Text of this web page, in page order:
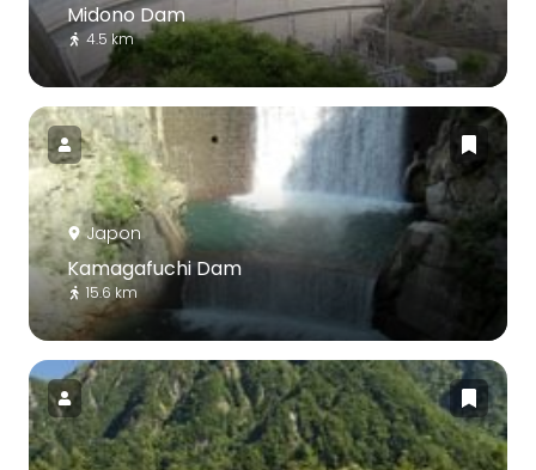
Midono Dam
4.5 km
Japon
Kamagafuchi Dam
15.6 km